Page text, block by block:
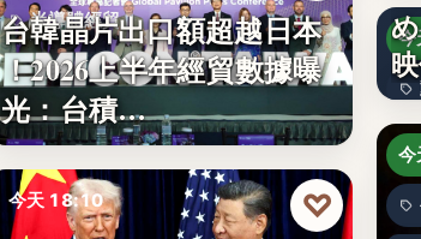
半導體經貿
文字
台韓晶片出口額超越日本
！2026上半年經貿數據曝
光：台積…
今天 18:10 ♡